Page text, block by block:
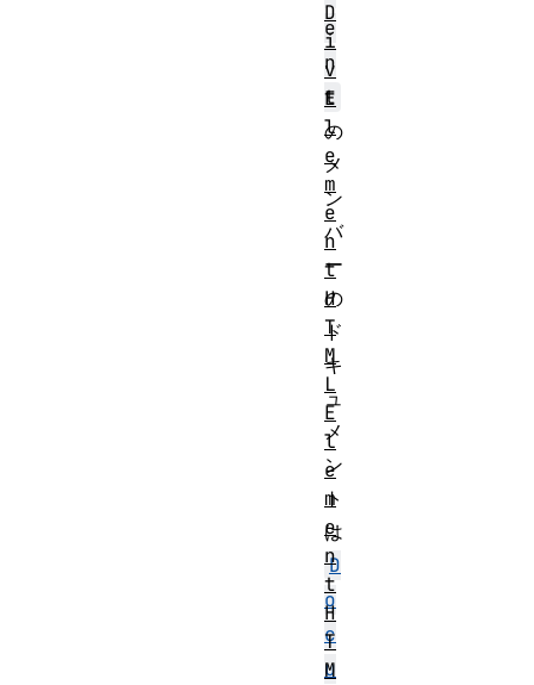
e
n
t
の
メ
ン
バ
ー
の
ド
キ
ュ
メ
ン
ト
は
D
o
c
u
D
i
v
E
l
e
m
e
n
t
H
T
M
L
E
l
e
m
e
n
t
H
T
M